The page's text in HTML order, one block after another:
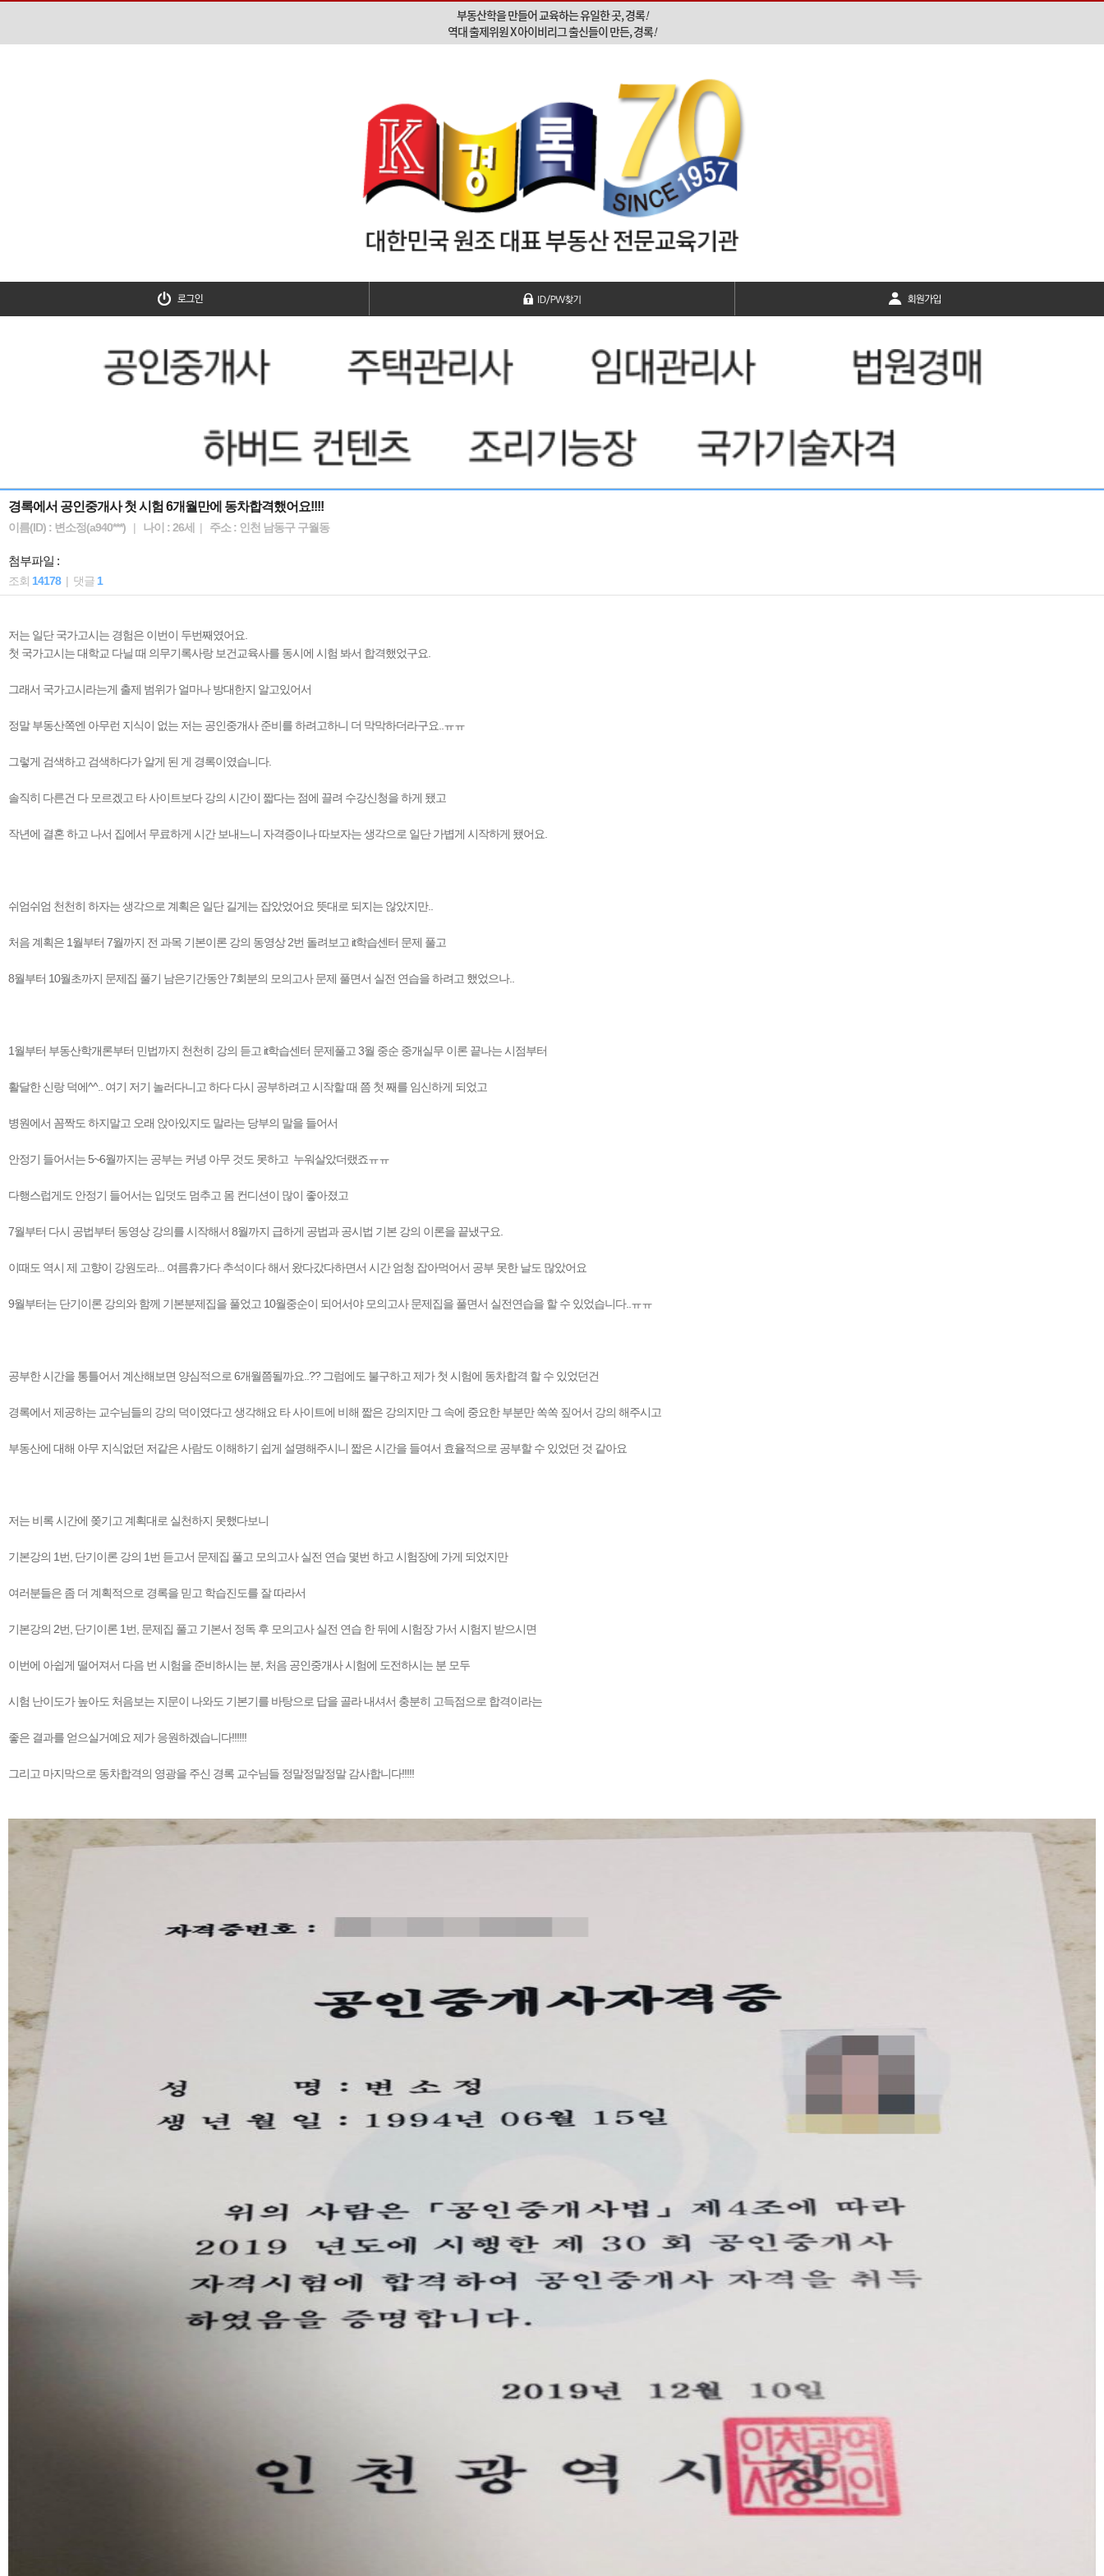
부동산학을 만들어 교육하는 유일한 곳, 경록!
역대 출제위원 X 아이비리그 출신들이 만든, 경록!
경록에서 공인중개사 첫 시험 6개월만에 동차합격했어요!!!!
이름(ID) : 변소정(a940***) | 나이 : 26세 | 주소 : 인천 남동구 구월동
첨부파일 :
조회 14178 | 댓글 1
저는 일단 국가고시는 경험은 이번이 두번째였어요.
첫 국가고시는 대학교 다닐 때 의무기록사랑 보건교육사를 동시에 시험 봐서 합격했었구요.
그래서 국가고시라는게 출제 범위가 얼마나 방대한지 알고있어서
정말 부동산쪽엔 아무런 지식이 없는 저는 공인중개사 준비를 하려고하니 더 막막하더라구요..ㅠㅠ
그렇게 검색하고 검색하다가 알게 된 게 경록이였습니다.
솔직히 다른건 다 모르겠고 타 사이트보다 강의 시간이 짧다는 점에 끌려 수강신청을 하게 됐고
작년에 결혼 하고 나서 집에서 무료하게 시간 보내느니 자격증이나 따보자는 생각으로 일단 가볍게 시작하게 됐어요.
쉬엄쉬엄 천천히 하자는 생각으로 계획은 일단 길게는 잡았었어요 뜻대로 되지는 않았지만..
처음 계획은 1월부터 7월까지 전 과목 기본이론 강의 동영상 2번 돌려보고 it학습센터 문제 풀고
8월부터 10월초까지 문제집 풀기 남은기간동안 7회분의 모의고사 문제 풀면서 실전 연습을 하려고 했었으나..
1월부터 부동산학개론부터 민법까지 천천히 강의 듣고 it학습센터 문제풀고 3월 중순 중개실무 이론 끝나는 시점부터
활달한 신랑 덕에^^.. 여기 저기 놀러다니고 하다 다시 공부하려고 시작할 때 쯤 첫 째를 임신하게 되었고
병원에서 꼼짝도 하지말고 오래 앉아있지도 말라는 당부의 말을 들어서
안정기 들어서는 5~6월까지는 공부는 커녕 아무 것도 못하고 누워살았더랬죠ㅠㅠ
다행스럽게도 안정기 들어서는 입덧도 멈추고 몸 컨디션이 많이 좋아졌고
7월부터 다시 공법부터 동영상 강의를 시작해서 8월까지 급하게 공법과 공시법 기본 강의 이론을 끝냈구요.
이때도 역시 제 고향이 강원도라... 여름휴가다 추석이다 해서 왔다갔다하면서 시간 엄청 잡아먹어서 공부 못한 날도 많았어요
9월부터는 단기이론 강의와 함께 기본분제집을 풀었고 10월중순이 되어서야 모의고사 문제집을 풀면서 실전연습을 할 수 있었습니다..ㅠㅠ
공부한 시간을 통틀어서 계산해보면 양심적으로 6개월쯤될까요..?? 그럼에도 불구하고 제가 첫 시험에 동차합격 할 수 있었던건
경록에서 제공하는 교수님들의 강의 덕이였다고 생각해요 타 사이트에 비해 짧은 강의지만 그 속에 중요한 부분만 쏙쏙 짚어서 강의 해주시고
부동산에 대해 아무 지식없던 저같은 사람도 이해하기 쉽게 설명해주시니 짧은 시간을 들여서 효율적으로 공부할 수 있었던 것 같아요
저는 비록 시간에 쫒기고 계획대로 실천하지 못했다보니
기본강의 1번, 단기이론 강의 1번 듣고서 문제집 풀고 모의고사 실전 연습 몇번 하고 시험장에 가게 되었지만
여러분들은 좀 더 계획적으로 경록을 믿고 학습진도를 잘 따라서
기본강의 2번, 단기이론 1번, 문제집 풀고 기본서 정독 후 모의고사 실전 연습 한 뒤에 시험장 가서 시험지 받으시면
이번에 아쉽게 떨어져서 다음 번 시험을 준비하시는 분, 처음 공인중개사 시험에 도전하시는 분 모두
시험 난이도가 높아도 처음보는 지문이 나와도 기본기를 바탕으로 답을 골라 내셔서 충분히 고득점으로 합격이라는
좋은 결과를 얻으실거예요 제가 응원하겠습니다!!!!!!
그리고 마지막으로 동차합격의 영광을 주신 경록 교수님들 정말정말정말 감사합니다!!!!!